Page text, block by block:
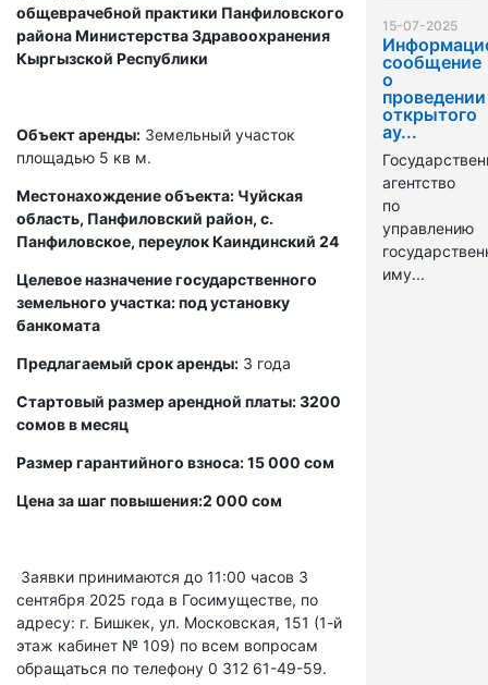
общеврачебной практики Панфиловского
района Министерства Здравоохранения
Кыргызской Республики
Объект аренды: Земельный участок
площадью 5 кв м.
Местонахождение объекта: Чуйская
область, Панфиловский район, с.
Панфиловское, переулок Каиндинский 24
Целевое назначение государственного
земельного участка: под установку
банкомата
Предлагаемый срок аренды: 3 года
Стартовый размер арендной платы: 3200
сомов в месяц
Размер гарантийного взноса: 15 000 сом
Цена за шаг повышения:2 000 сом
Заявки принимаются до 11:00 часов 3
сентября 2025 года в Госимуществе, по
адресу: г. Бишкек, ул. Московская, 151 (1-й
этаж кабинет № 109) по всем вопросам
обращаться по телефону 0 312 61-49-59.
15-07-2025
сообщение
о
проведении
открытого
ау...
агентство
по
управлению
иму...